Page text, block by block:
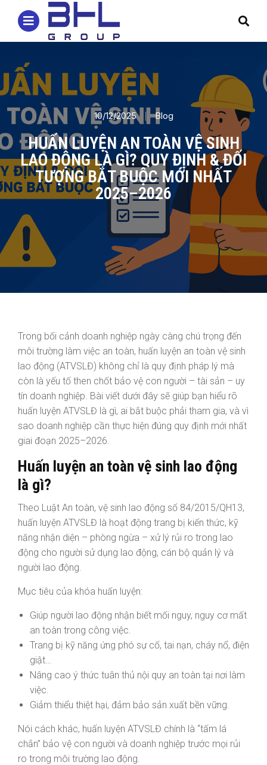
10/12/2025 Blog
HUẤN LUYỆN AN TOÀN VỆ SINH
LAO ĐỘNG LÀ GÌ? QUY ĐỊNH & ĐỐI
TƯỢNG BẮT BUỘC MỚI NHẤT
2025–2026
Trong bối cảnh doanh nghiệp ngày càng chú trọng đến
môi trường làm việc an toàn, huấn luyện an toàn vệ sinh
lao động (ATVSLĐ) không chỉ là quy định pháp lý mà
còn là yếu tố then chốt bảo vệ con người – tài sản – uy
tín doanh nghiệp. Bài viết dưới đây sẽ giúp bạn hiểu rõ
huấn luyện ATVSLĐ là gì, ai bắt buộc phải tham gia, và vì
sao doanh nghiệp cần thực hiện đúng quy định mới nhất
giai đoạn 2025–2026.
Huấn luyện an toàn vệ sinh lao động
là gì?
Theo Luật An toàn, vệ sinh lao động số 84/2015/QH13,
huấn luyện ATVSLĐ là hoạt động trang bị kiến thức, kỹ
năng nhận diện – phòng ngừa – xử lý rủi ro trong lao
động cho người sử dụng lao động, cán bộ quản lý và
người lao động.
Mục tiêu của khóa huấn luyện:
Giúp người lao động nhận biết mối nguy, nguy cơ mất
an toàn trong công việc.
Trang bị kỹ năng ứng phó sự cố, tai nạn, cháy nổ, điện
giật…
Nâng cao ý thức tuân thủ nội quy an toàn tại nơi làm
việc.
Giảm thiểu thiệt hại, đảm bảo sản xuất bền vững.
Nói cách khác, huấn luyện ATVSLĐ chính là “tấm lá
chắn” bảo vệ con người và doanh nghiệp trước mọi rủi
ro trong môi trường lao động.